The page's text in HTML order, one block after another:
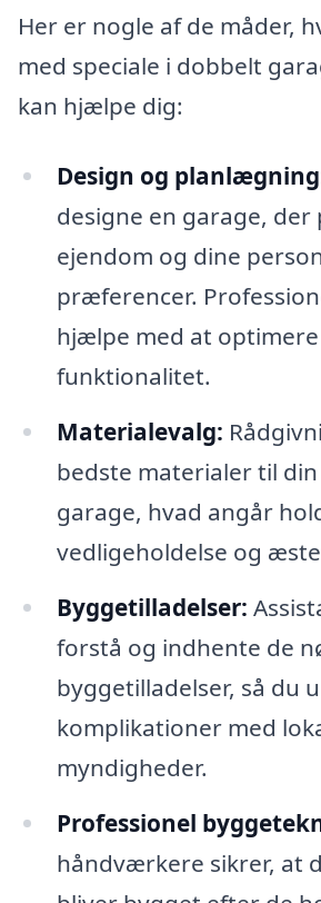
Her er nogle af de måder,
med speciale i dobbelt
kan hjælpe dig:
Design og
designe en garage, der
ejendom og dine
præferencer.
hjælpe med at
funktionalitet.
Materialevalg:
bedste materialer til
garage, hvad angår
vedligeholdelse og
Byggetilladelser:
forstå og indhente de
byggetilladelser, så du
komplikationer med
myndigheder.
Professionel
håndværkere sikrer, at